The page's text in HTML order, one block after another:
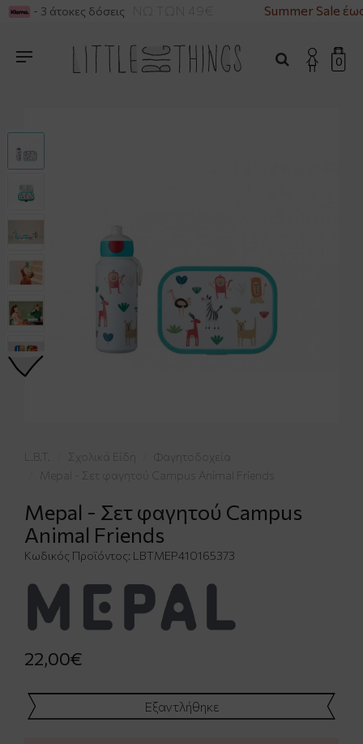
ΓΙΑ ΑΓΟΡΕΣ ΑΝΩ ΤΩΝ 49€ Summer Sale
- 3 άτοκες δόσεις
0
L.B.T. Σχολικά Είδη
Φαγητοδοχεία
Mepal - Σετ φαγητού Campus Animal Friends
Mepal - Σετ φαγητού Campus
Animal Friends
Κωδικός Προϊόντος: LBTΜΕΡ410165373
22,00€
Εξαντλήθηκε